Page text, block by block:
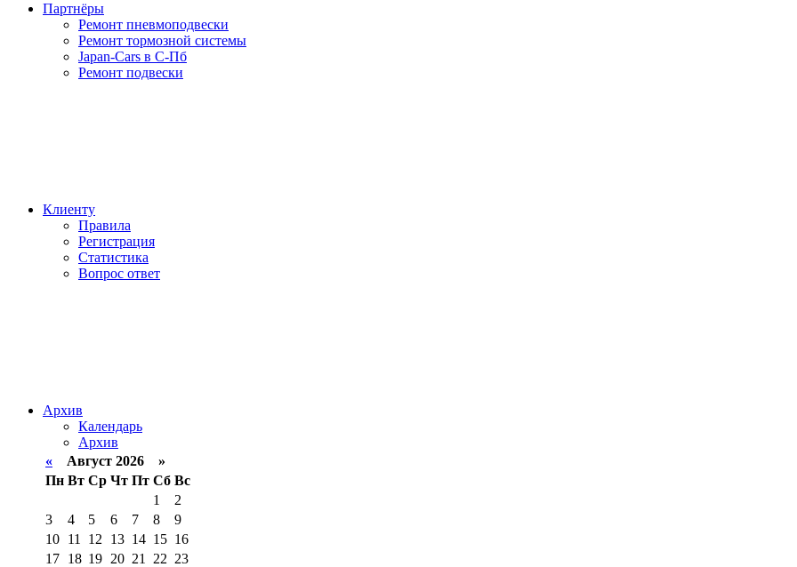
Партнёры
Ремонт пневмоподвески
Ремонт тормозной системы
Japan-Cars в С-Пб
Ремонт подвески
Клиенту
Правила
Регистрация
Статистика
Вопрос ответ
Архив
Календарь
Архив
« Август 2026 »
Пн Вт Ср Чт Пт Сб Вс
1
2
3
4 5 6 7 8
9
10 11 12 13 14 15 16
17 18 19 20 21 22 23